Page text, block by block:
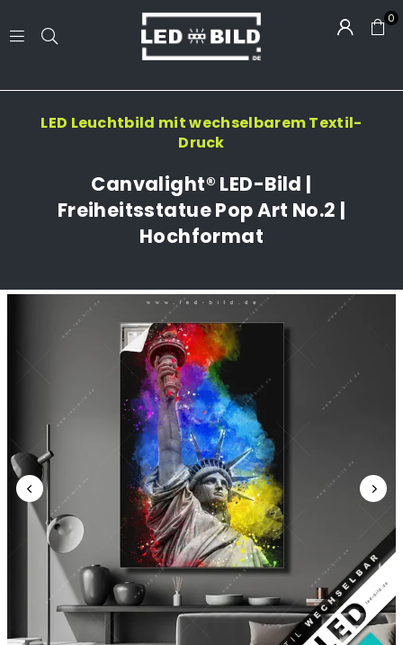
BILD.DE
0
LED Leuchtbild mit wechselbarem Textil-
Druck
Canvalight® LED-Bild |
Freiheitsstatue Pop Art No.2 |
Hochformat